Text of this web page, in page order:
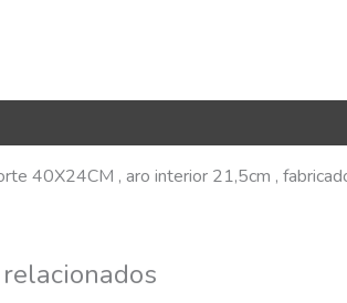
40X24CM , aro interior 21,5cm ,